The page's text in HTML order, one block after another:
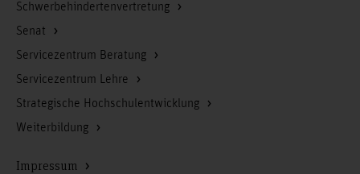
Schwerbehindertenvertretung
Senat
Servicezentrum Beratung
Servicezentrum Lehre
Strategische Hochschulentwicklung
Weiterbildung
Impressum